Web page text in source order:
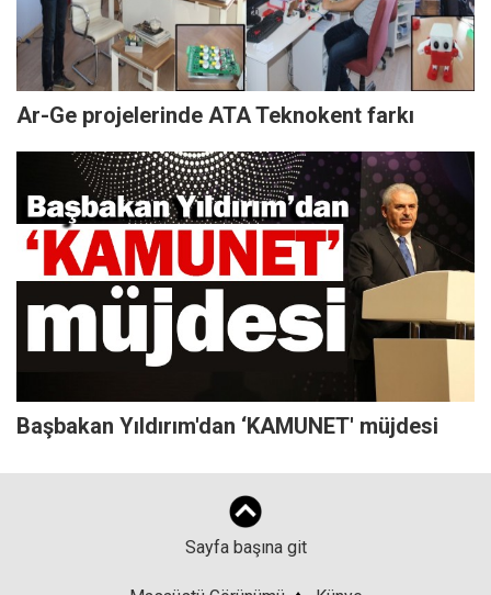
Ar-Ge projelerinde ATA Teknokent farkı
Başbakan Yıldırım'dan ‘KAMUNET' müjdesi
Sayfa başına git